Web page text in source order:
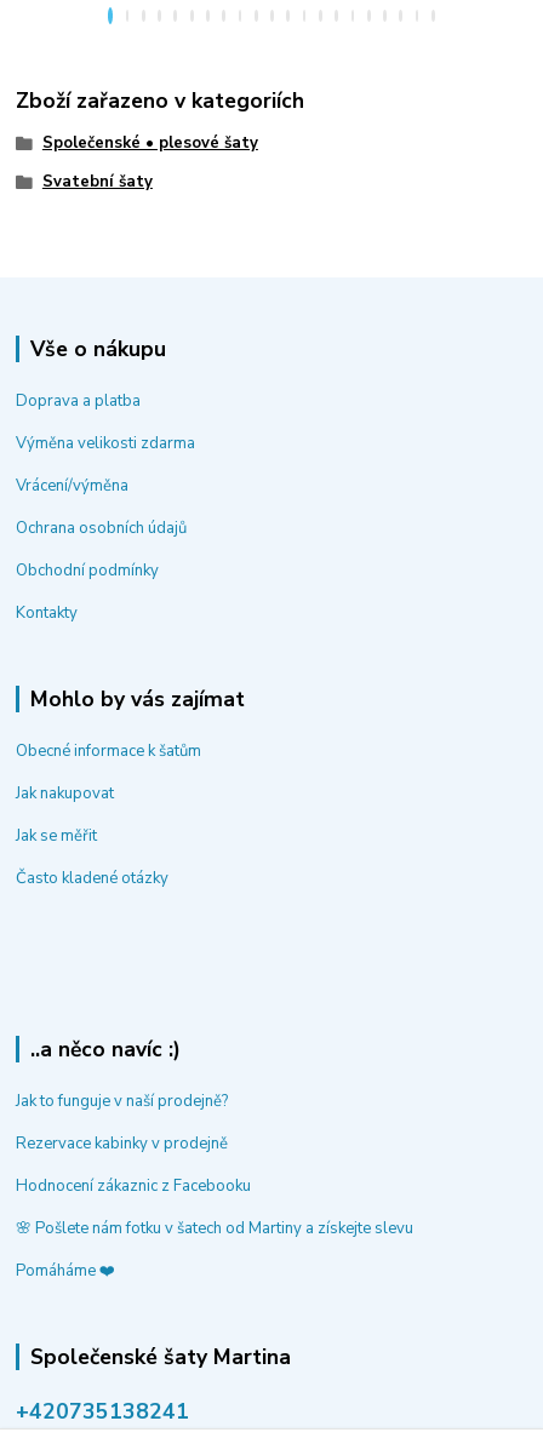
Zboží zařazeno v kategoriích
Společenské • plesové šaty
Svatební šaty
Vše o nákupu
Doprava a platba
Výměna velikosti zdarma
Vrácení/výměna
Ochrana osobních údajů
Obchodní podmínky
Kontakty
Mohlo by vás zajímat
Obecné informace k šatům
Jak nakupovat
Jak se měřit
Často kladené otázky
..a něco navíc :)
Jak to funguje v naší prodejně?
Rezervace kabinky v prodejně
Hodnocení zákaznic z Facebooku
🌸 Pošlete nám fotku v šatech od Martiny a získejte slevu
Pomáháme ❤️
Společenské šaty Martina
‭+420735138241